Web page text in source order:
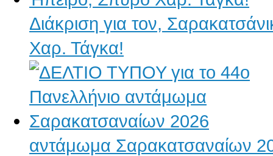
Διάκριση για τον,
Χαρ. Τάγκα!
αντάμωμα Σαρακατσαναίων